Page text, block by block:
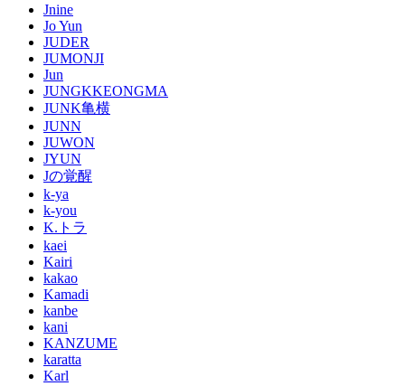
Jnine
Jo Yun
JUDER
JUMONJI
Jun
JUNGKKEONGMA
JUNK亀横
JUNN
JUWON
JYUN
Jの覚醒
k-ya
k-you
K.トラ
kaei
Kairi
kakao
Kamadi
kanbe
kani
KANZUME
karatta
Karl